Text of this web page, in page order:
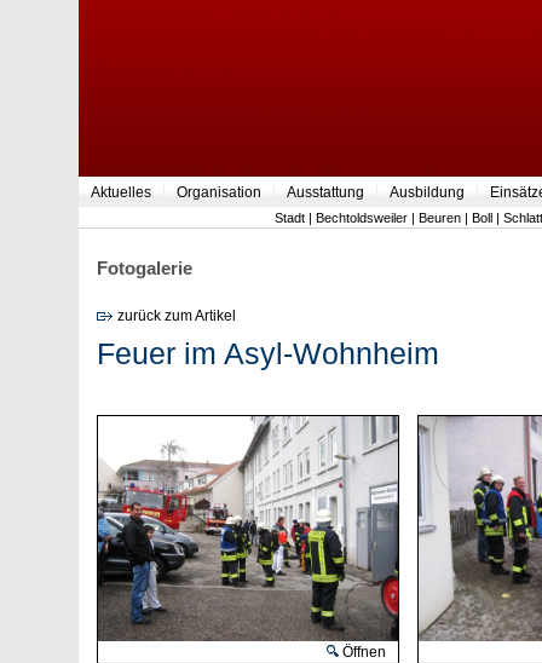
Aktuelles Organisation Ausstattung Ausbildung
Stadt | Bechtoldsweiler | Beuren | Boll | Schlatt
Fotogalerie
zurück zum Artikel
Feuer im Asyl-Wohnheim
Öffnen